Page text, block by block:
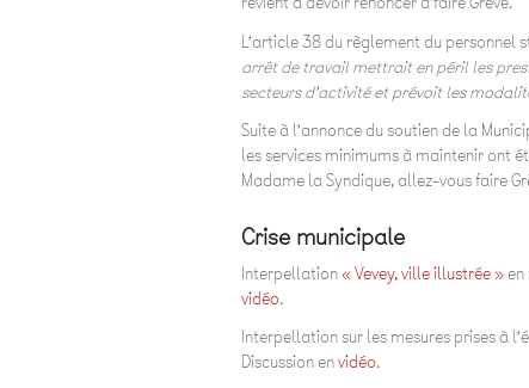
L’article 38 du règlement du personnel
arrêt de travail mettrait en péril les
secteurs d’activité et prévoit les
Suite à l’annonce du soutien de la
les services minimums à maintenir ont
Madame la Syndique, allez-vous faire
Crise municipale
Interpellation« Vevey, ville illustrée »
vidéo.
Interpellation sur les mesures prises à
Discussion envidéo.